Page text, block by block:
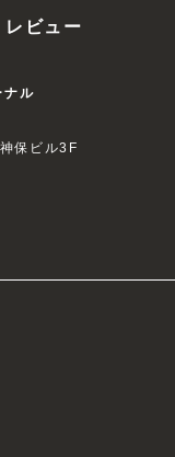
レビュー
ナル
保ビル3F